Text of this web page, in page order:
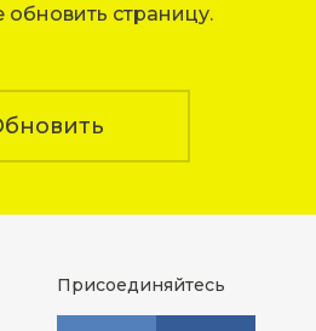
обновить страницу.
Присоединяйтесь